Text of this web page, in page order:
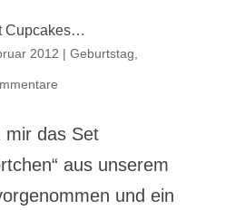
Cupcakes…
2012 | Geburtstag
mir das Set
aus unserem
und ein